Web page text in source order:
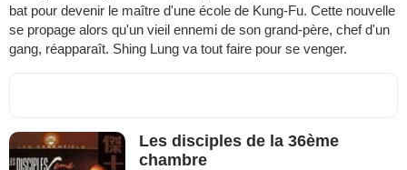
bat pour devenir le maître d'une école de Kung-Fu. Cette nouvelle
se propage alors qu'un vieil ennemi de son grand-père, chef d'un
gang, réapparaît. Shing Lung va tout faire pour se venger.
Les disciples de la 36ème
chambre